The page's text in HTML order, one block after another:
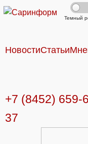
Темный
НовостиСтатьи
+7 (8452) 659-
37